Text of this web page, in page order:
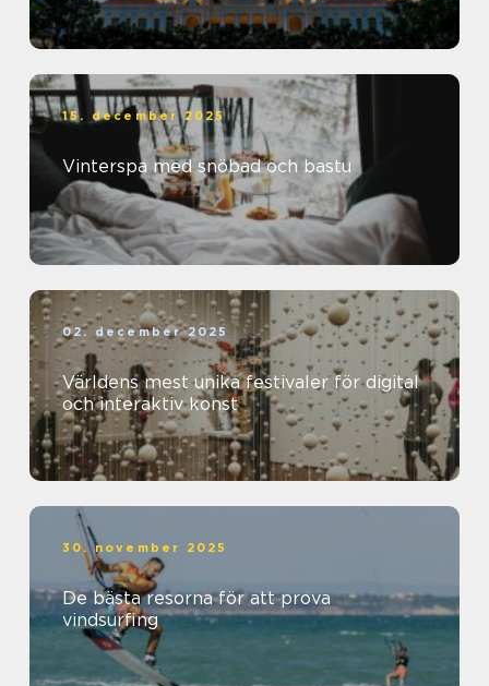
15. december 2025
Vinterspa med snöbad och bastu
02. december 2025
Världens mest unika festivaler för digital
och interaktiv konst
30. november 2025
De bästa resorna för att prova
vindsurfing